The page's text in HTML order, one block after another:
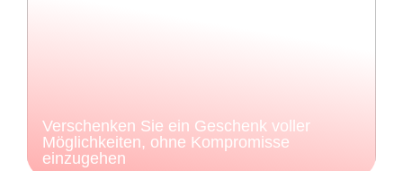
Verschenken Sie ein Geschenk voller
Möglichkeiten, ohne Kompromisse
einzugehen